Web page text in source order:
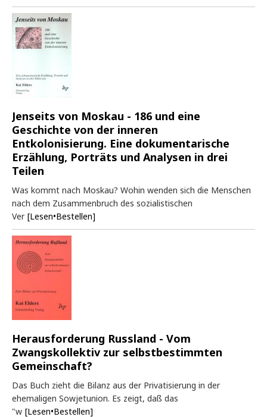
Jenseits von Moskau - 186 und eine
Geschichte von der inneren
Entkolonisierung. Eine dokumentarische
Erzählung, Porträts und Analysen in drei
Teilen
Was kommt nach Moskau? Wohin wenden sich die Menschen
nach dem Zusammenbruch des sozialistischen
Ver [Lesen•Bestellen]
Herausforderung Russland - Vom
Zwangskollektiv zur selbstbestimmten
Gemeinschaft?
Das Buch zieht die Bilanz aus der Privatisierung in der
ehemaligen Sowjetunion. Es zeigt, daß das
"w [Lesen•Bestellen]